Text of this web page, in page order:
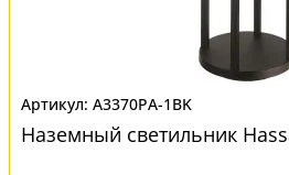
A3370PA-1BK
Наземный светильник